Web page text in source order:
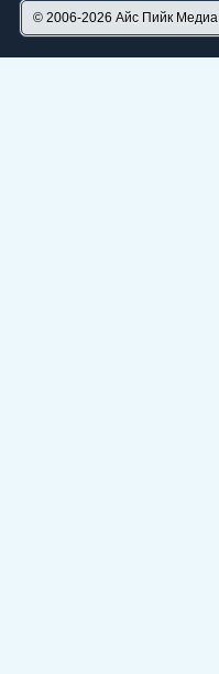
© 2006-2026 Айс Пийк Медиа